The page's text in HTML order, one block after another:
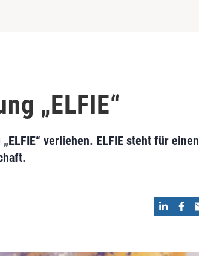
„ELFIE“
verliehen. ELFIE steht für einen